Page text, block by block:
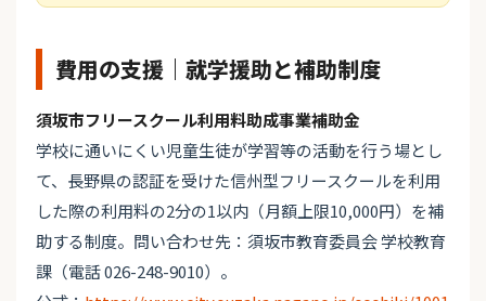
費用の支援｜就学援助と補助制度
須坂市フリースクール利用料助成事業補助金
学校に通いにくい児童生徒が学習等の活動を行う場とし
て、長野県の認証を受けた信州型フリースクールを利用
した際の利用料の2分の1以内（月額上限10,000円）を補
助する制度。問い合わせ先：須坂市教育委員会 学校教育
課（電話 026-248-9010）。